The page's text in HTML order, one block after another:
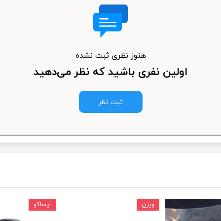
هنوز نظری ثبت نشده
اولین نفری باشید که نظر می‌دهید
ثبت نظر
ایساکو ویژن